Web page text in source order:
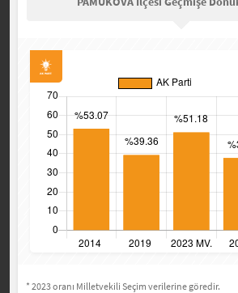
* 2023 oranı Milletvekili Seçim verilerine göredir.